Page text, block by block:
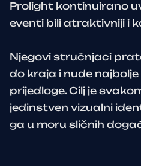
Prolight kontinuirano
eventi bili atraktivniji i
Njegovi stručnjaci
do kraja i nude
prijedloge. Cilj je
jedinstven vizualni
ga u moru sličnih